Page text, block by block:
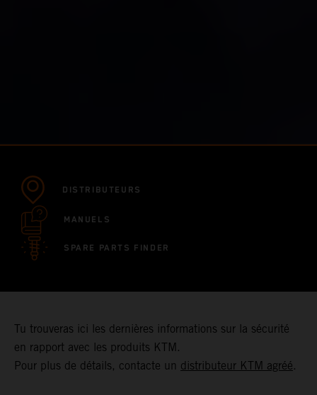
DISTRIBUTEURS
MANUELS
SPARE PARTS FINDER
Tu trouveras ici les dernières informations sur la sécurité
en rapport avec les produits KTM.
Pour plus de détails, contacte un distributeur KTM agréé.